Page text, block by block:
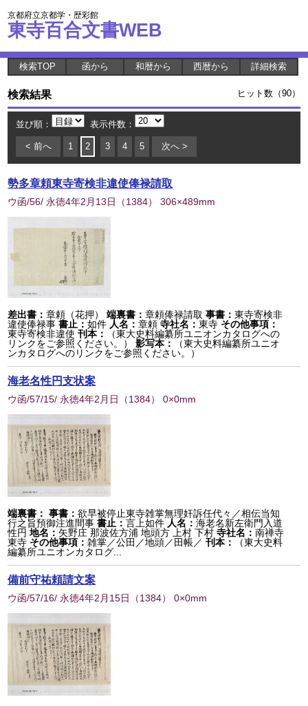
京都府立京都学・歴彩館
東寺百合文書WEB
検索TOP 函から 和暦から 西暦から 詳細検索
検索結果 ヒット数（90）
並び順： 表示件数：
< 前へ 1 2 3 4 5 次へ >
勢多章頼東寺寄検非違使俸禄請取
ウ函/56/ 永徳4年2月13日 （1384） 306×489mm
差出書：章頼（花押） 端裏書：章頼俸禄請取 事書：東寺寄検非
違使俸禄事 書止：如件 人名：章頼 寺社名：東寺 その他事項：
東寺寄検非違使 刊本：
（東大史料編纂所ユニオンカタログへの
リンクをご参照ください。）
影写本：
（東大史料編纂所ユニオ
ンカタログへのリンクをご参照ください。）
海老名性円支状案
ウ函/57/15/ 永徳4年2月日 （1384） 0×0mm
端裏書： 事書：欲早被停止東寺雑掌無理奸訴任代々／相伝当知
行之旨預御注進間事 書止：言上如件 人名：海老名新左衛門入道
性円 地名： 矢野庄 那波佐方浦 地頭方 上村 下村 寺社名：南禅寺
東寺 その他事項：雑掌／公田／地頭／田帳／刊本：
（東大史料
編纂所ユニオンカタログ...
備前守祐頼請文案
ウ函/57/16/ 永徳4年2月15日 （1384） 0×0mm